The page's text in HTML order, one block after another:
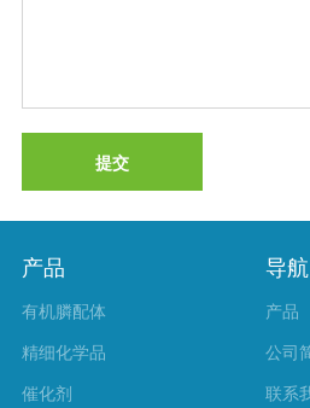
提交
产品
有机膦配体
精细化学品
催化剂
导航
产品
公司
联系